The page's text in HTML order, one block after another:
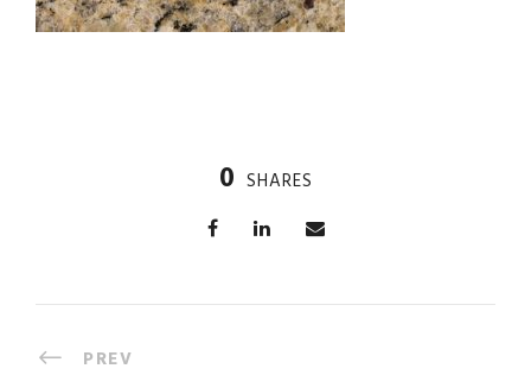
0 SHARES
PREV